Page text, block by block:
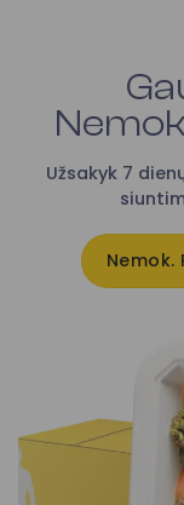
Užsakyk 7
Nemok.